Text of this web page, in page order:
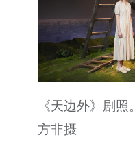
《天边外》剧
方非摄